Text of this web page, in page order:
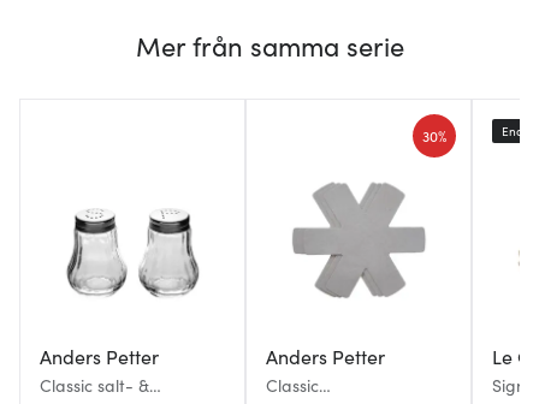
Mer från samma serie
Anders Petter
Classic salt- &
Anders Petter
Classic
30%
Le